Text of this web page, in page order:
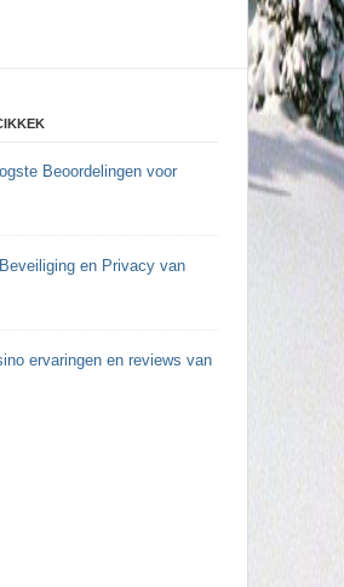
Beoordelingen voor
en Privacy van
ervaringen en reviews van